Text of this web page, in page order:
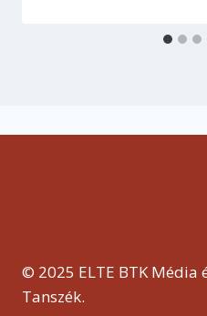
© 2025 ELTE BTK Média
Tanszék.